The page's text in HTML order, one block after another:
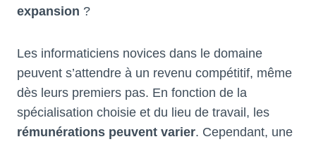
expansion ?
Les informaticiens novices dans le domaine
peuvent s’attendre à un revenu compétitif, même
dès leurs premiers pas. En fonction de la
spécialisation choisie et du lieu de travail, les
rémunérations peuvent varier. Cependant, une